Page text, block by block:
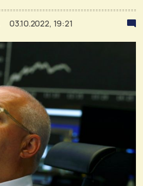
03.10.2022, 19:21